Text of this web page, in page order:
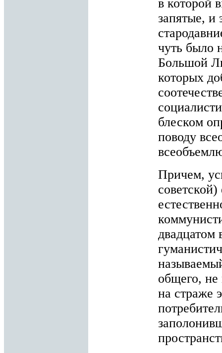
в которой
запятые, и
чуть было
Большой
которых
блеском
поводу
Причем,
двадцатом
общего, не
на страже